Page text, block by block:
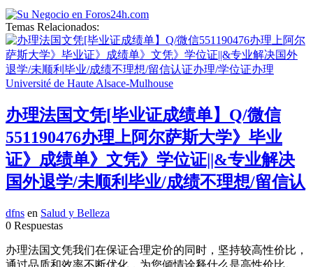
Temas Relacionados:
办理法国文凭[毕业证成绩单】Q/微信
551190476办理上阿尔萨斯大学》毕业
证》成绩单》文凭》学位证||&专业解决
国外退学/未顺利毕业/成绩不理想/留信认
dfns en Salud y Belleza
0 Respuestas
办理法国文凭我们在保证合理定价的同时，坚持较高性价比，